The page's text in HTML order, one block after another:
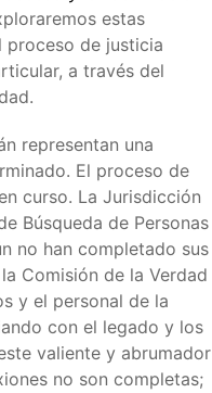
estas
proceso de justicia
a través del
representan una
El proceso de
curso. La Jurisdicción
Búsqueda de Personas
no han completado sus
Comisión de la Verdad
y el personal de la
con el legado y los
valiente y abrumador
no son completas;